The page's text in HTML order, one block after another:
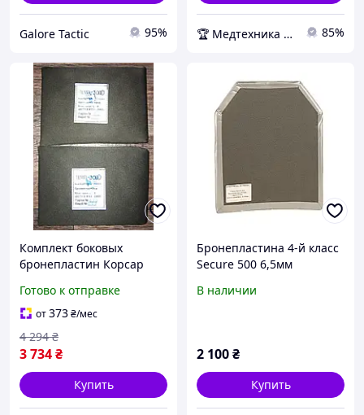
Galore Tactic 95% 🏆 Медтехника — 20 лет надежности 85%
Комплект боковых
бронепластин Корсар
класс защиты - 4 EKOBOX
Готово к отправке
от373₴/мес
3 734₴
4 294 ₴
Купить
Бронепластина 4-й класс
Secure 500 6,5мм
Демпфер (с покрытием)
В наличии
2 100₴
Купить